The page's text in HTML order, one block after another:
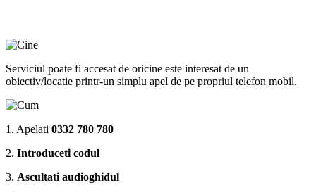
Serviciul poate fi accesat de oricine este interesat de un
obiectiv/locatie printr-un simplu apel de pe propriul telefon mobil.
1. Apelati 0332 780 780
2. Introduceti codul
3. Ascultati audioghidul